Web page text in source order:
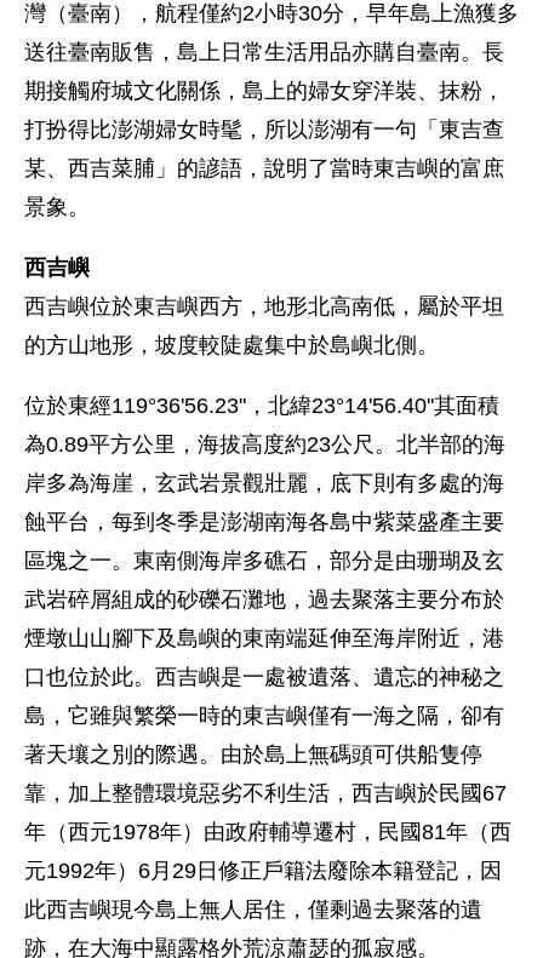
灣（臺南），航程僅約2小時30分，早年島上漁獲多
送往臺南販售，島上日常生活用品亦購自臺南。長
期接觸府城文化關係，島上的婦女穿洋裝、抹粉，
打扮得比澎湖婦女時髦，所以澎湖有一句「東吉查
某、西吉菜脯」的諺語，說明了當時東吉嶼的富庶
景象。
西吉嶼
西吉嶼位於東吉嶼西方，地形北高南低，屬於平坦
的方山地形，坡度較陡處集中於島嶼北側。
位於東經119°36'56.23''，北緯23°14'56.40''其面積
為0.89平方公里，海拔高度約23公尺。北半部的海
岸多為海崖，玄武岩景觀壯麗，底下則有多處的海
蝕平台，每到冬季是澎湖南海各島中紫菜盛產主要
區塊之一。東南側海岸多礁石，部分是由珊瑚及玄
武岩碎屑組成的砂礫石灘地，過去聚落主要分布於
煙墩山山腳下及島嶼的東南端延伸至海岸附近，港
口也位於此。西吉嶼是一處被遺落、遺忘的神秘之
島，它雖與繁榮一時的東吉嶼僅有一海之隔，卻有
著天壤之別的際遇。由於島上無碼頭可供船隻停
靠，加上整體環境惡劣不利生活，西吉嶼於民國67
年（西元1978年）由政府輔導遷村，民國81年（西
元1992年）6月29日修正戶籍法廢除本籍登記，因
此西吉嶼現今島上無人居住，僅剩過去聚落的遺
跡，在大海中顯露格外荒涼蕭瑟的孤寂感。